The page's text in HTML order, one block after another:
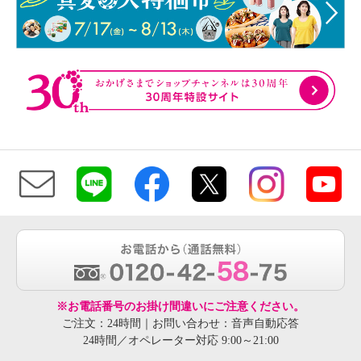
※お電話番号のお掛け間違いにご注意ください。
ご注文：24時間｜お問い合わせ：音声自動応答
24時間／オペレーター対応 9:00～21:00